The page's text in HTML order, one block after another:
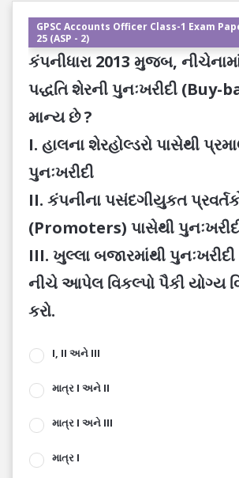
GPSC Accounts Officer Class-1 Exam
25 (ASP - 2)
કંપનીધારા 2013 મુજબ,
પદ્ધતિ શેરની પુનઃખરીદી (Buy-
માન્ય છે ?
I. હાલના શેરહોલ્ડરો પાસેથી
પુનઃખરીદી
II. કંપનીના પસંદગીયુકત
(Promoters) પાસેથી
III. ખુલ્લા બજારમાંથી પુનઃખરીદી
નીચે આપેલ વિકલ્પો પૈકી યોગ્ય
કરો.
I, II અને III
માત્ર I અને II
માત્ર I અને III
માત્ર I